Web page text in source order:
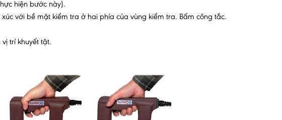
hiện bước này).
với bề mặt kiểm tra ở hai phía của vùng kiểm tra. Bấm công tắc.
trí khuyết tật.